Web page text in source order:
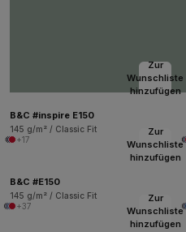
Zur
Wunschliste
hinzufügen
B&C #inspire E150
145 g/m² / Classic Fit
+17
Zur
Wunschliste
hinzufügen
B&C #E150
145 g/m² / Classic Fit
+37
Zur
Wunschliste
hinzufügen